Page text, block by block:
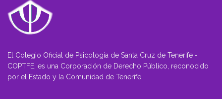
El Colegio Oficial de Psicología de Santa Cruz de Tenerife -
COPTFE, es una Corporación de Derecho Público, reconocido
por el Estado y la Comunidad de Tenerife.